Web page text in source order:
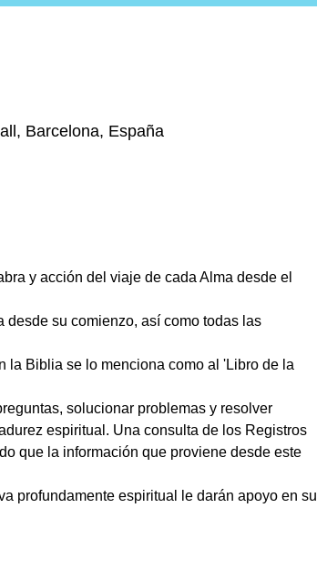
Barcelona, España
y acción del viaje de cada Alma desde el
su comienzo, así como todas las
la Biblia se lo menciona como al 'Libro de la
solucionar problemas y resolver
espiritual. Una consulta de los Registros
que la información que proviene desde este
profundamente espiritual le darán apoyo en su